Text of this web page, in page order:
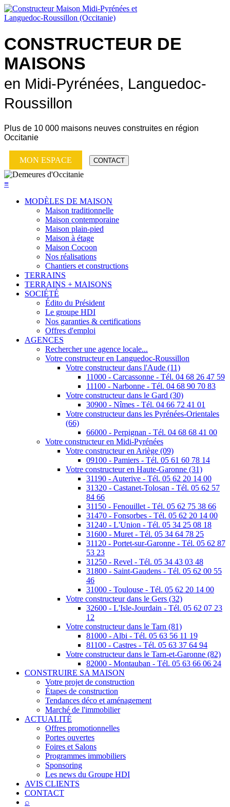
CONSTRUCTEUR DE
MAISONS
en Midi-Pyrénées, Languedoc-
Roussillon
Plus de 10 000 maisons neuves construites en région
Occitanie
MON ESPACE CONTACT
≡
MODÈLES DE MAISON
Maison traditionnelle
Maison contemporaine
Maison plain-pied
Maison à étage
Maison Cocoon
Nos réalisations
Chantiers et constructions
TERRAINS
TERRAINS + MAISONS
SOCIÉTÉ
Édito du Président
Le groupe HDI
Nos garanties & certifications
Offres d'emploi
AGENCES
Rechercher une agence locale...
Votre constructeur en Languedoc-Roussillon
Votre constructeur dans l'Aude (11)
11000 - Carcassonne - Tél. 04 68 26 47 59
11100 - Narbonne - Tél. 04 68 90 70 83
Votre constructeur dans le Gard (30)
30900 - Nîmes - Tél. 04 66 72 41 01
Votre constructeur dans les Pyrénées-Orientales
(66)
66000 - Perpignan - Tél. 04 68 68 41 00
Votre constructeur en Midi-Pyrénées
Votre constructeur en Ariège (09)
09100 - Pamiers - Tél. 05 61 60 78 14
Votre constructeur en Haute-Garonne (31)
31190 - Auterive - Tél. 05 62 20 14 00
31320 - Castanet-Tolosan - Tél. 05 62 57
84 66
31150 - Fenouillet - Tél. 05 62 75 38 66
31470 - Fonsorbes - Tél. 05 62 20 14 00
31240 - L'Union - Tél. 05 34 25 08 18
31600 - Muret - Tél. 05 34 64 78 25
31120 - Portet-sur-Garonne - Tél. 05 62 87
53 23
31250 - Revel - Tél. 05 34 43 03 48
31800 - Saint-Gaudens - Tél. 05 62 00 55
46
31000 - Toulouse - Tél. 05 62 20 14 00
Votre constructeur dans le Gers (32)
32600 - L'Isle-Jourdain - Tél. 05 62 07 23
12
Votre constructeur dans le Tarn (81)
81000 - Albi - Tél. 05 63 56 11 19
81100 - Castres - Tél. 05 63 37 64 94
Votre constructeur dans le Tarn-et-Garonne (82)
82000 - Montauban - Tél. 05 63 66 06 24
CONSTRUIRE SA MAISON
Votre projet de construction
Étapes de construction
Tendances déco et aménagement
Marché de l'immobilier
ACTUALITÉ
Offres promotionnelles
Portes ouvertes
Foires et Salons
Programmes immobiliers
Sponsoring
Les news du Groupe HDI
AVIS CLIENTS
CONTACT
⌕